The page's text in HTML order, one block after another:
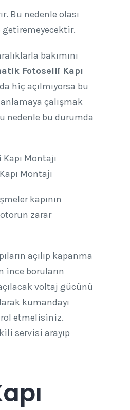
Bu nedenle olası
getiremeyecektir.
bakımını
Fotoselli Kapı
hiç açılmıyorsa bu
çalışmak
nedenle bu durumda
Montajı
kapının
zarar
açılıp kapanma
ince boruların
voltaj gücünü
kumandayı
etmelisiniz.
servisi arayıp